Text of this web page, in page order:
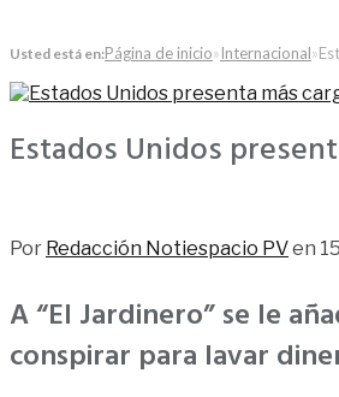
Usted está en:Página de inicio»Internacional»
Estados Unidos
Por Redacción Notiespacio PVen
A “El Jardinero” se le
conspirar para lavar